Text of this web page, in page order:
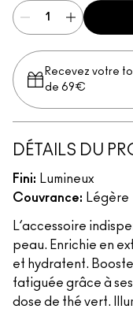
Recevez votre
de 69€
DÉTAILS DU
Fini: Lumineux
Couvrance: Légère
L’accessoire
peau. Enrichie en
et hydratent.
fatiguée grâce à
dose de thé vert.